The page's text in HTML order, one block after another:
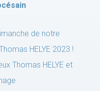
de notre
HELYE 2023 !
Thomas HELYE et